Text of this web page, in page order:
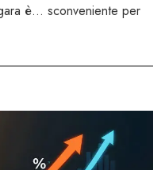
è… sconveniente per